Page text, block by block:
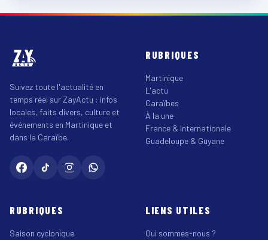
Suivez toute l'actualité en
temps réel sur ZayActu : infos
locales, faits divers, culture et
événements en Martinique et
dans la Caraïbe.
RUBRIQUES
Martinique
L'actu
Caraïbes
À la une
France & Internationale
Guadeloupe & Guyane
RUBRIQUES
Saison cyclonique
LIENS UTILES
Qui sommes-nous ?